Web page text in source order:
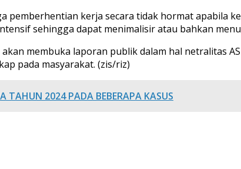
kerja secara tidak hormat apabila
sehingga dapat menimalisir atau bahkan
membuka laporan publik dalam hal netralitas
pada masyarakat. (zis/riz)
TAHUN 2024 PADA BEBERAPA KASUS